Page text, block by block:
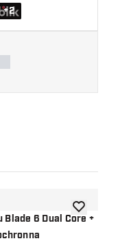
+2
Blade 6 Dual Core +
dodaj do